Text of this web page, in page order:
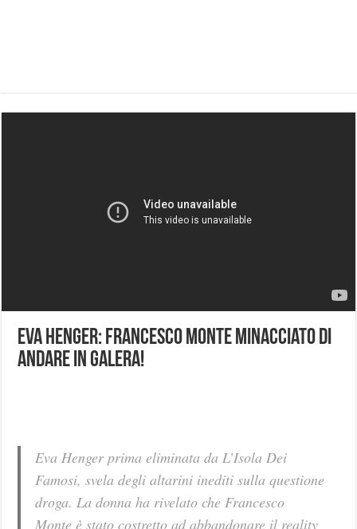
Eva Henger: Francesco Monte minacciato di
andare in galera!
Eva Henger prima eliminata da L’Isola Dei
Famosi, svela degli altarini inediti sulla questione
droga. La donna ha rivelato che Francesco
Monte è stato costretto ad abbandonare il reality